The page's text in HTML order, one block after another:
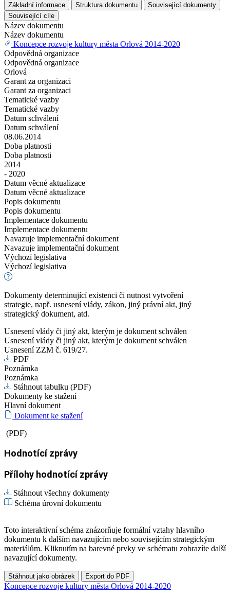
Základní informace Struktura dokumentu
Související dokumenty
Související cíle
Název dokumentu
Název dokumentu
Koncepce rozvoje kultury města Orlová 2014-2020
Odpovědná organizace
Odpovědná organizace
Orlová
Garant za organizaci
Garant za organizaci
Tematické vazby
Tematické vazby
Datum schválení
Datum schválení
08.06.2014
Doba platnosti
Doba platnosti
2014
- 2020
Datum věcné aktualizace
Datum věcné aktualizace
Popis dokumentu
Popis dokumentu
Implementace dokumentu
Implementace dokumentu
Navazuje implementační dokument
Navazuje implementační dokument
Výchozí legislativa
Výchozí legislativa
Dokumenty determinující existenci či nutnost vytvoření
strategie, např. usnesení vlády, zákon, jiný právní akt, jiný
strategický dokument, atd.
Usnesení vlády či jiný akt, kterým je dokument schválen
Usnesení vlády či jiný akt, kterým je dokument schválen
Usnesení ZZM č. 619/27.
PDF
Poznámka
Poznámka
Stáhnout tabulku (PDF)
Dokumenty ke stažení
Hlavní dokument
Dokument ke stažení
(PDF)
Hodnotící zprávy
Přílohy hodnotící zprávy
Stáhnout všechny dokumenty
Schéma úrovní dokumentu
Toto interaktivní schéma znázorňuje formální vztahy hlavního
dokumentu k dalším navazujícím nebo souvisejícím strategickým
materiálům. Kliknutím na barevné prvky ve schématu zobrazíte další
navazující dokumenty.
Stáhnout jako obrázek Export do PDF
Koncepce rozvoje kultury města Orlová 2014-2020